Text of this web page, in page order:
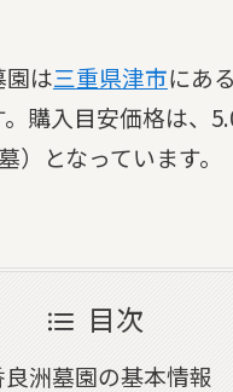
園は三重県津市にあ
購入目安価格は、
）となっています。
目次
洲墓園の基本情報